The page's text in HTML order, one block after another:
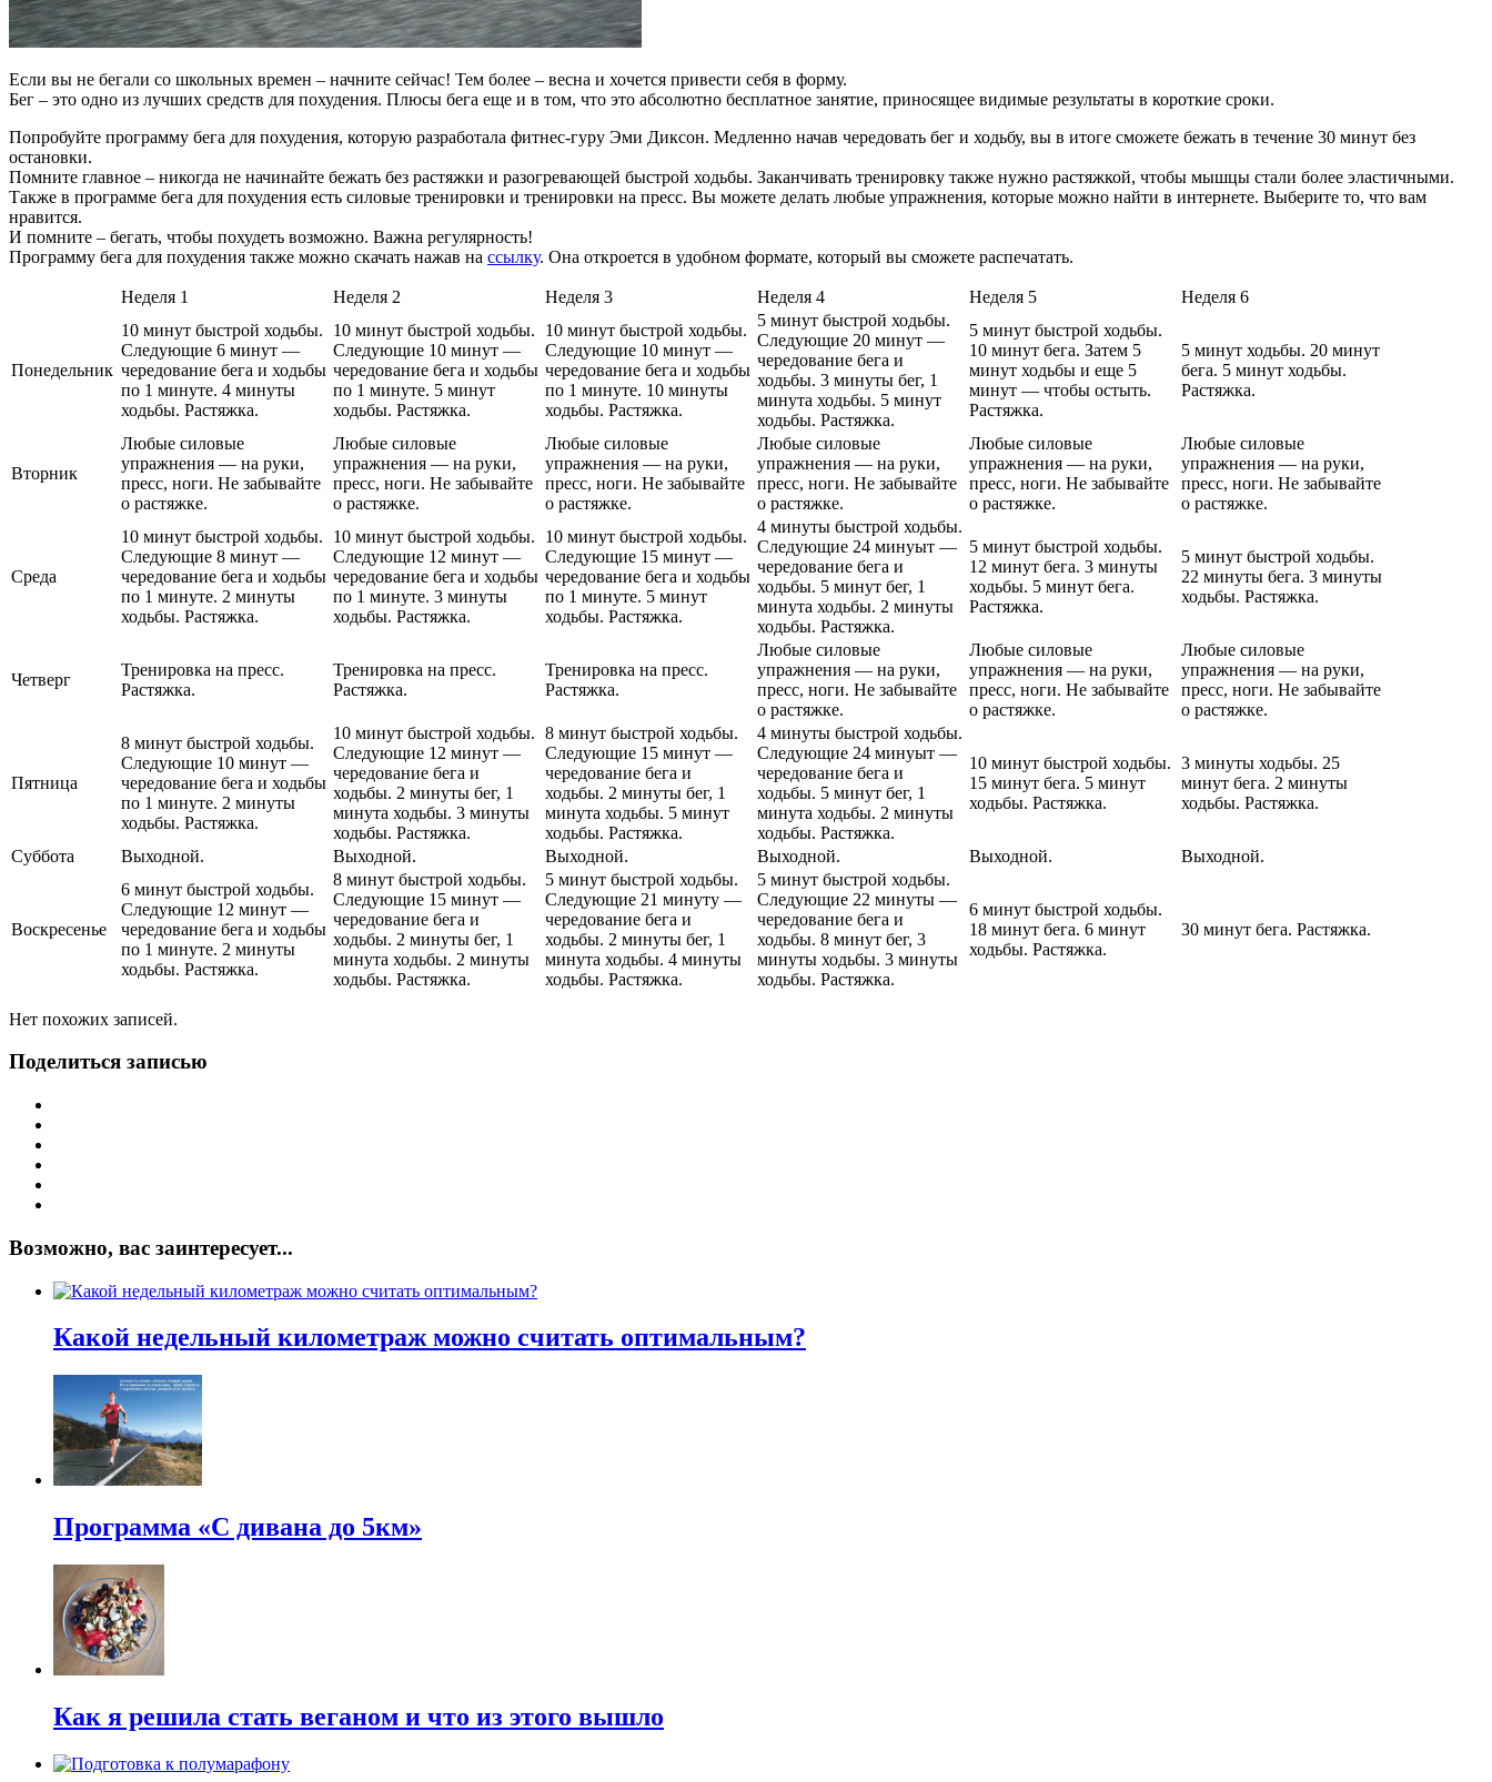
Если вы не бегали со школьных времен – начните сейчас! Тем более – весна и хочется привести себя в форму.
Бег – это одно из лучших средств для похудения. Плюсы бега еще и в том, что это абсолютно бесплатное занятие, приносящее видимые результаты в короткие сроки.
Попробуйте программу бега для похудения, которую разработала фитнес-гуру Эми Диксон. Медленно начав чередовать бег и ходьбу, вы в итоге сможете бежать в течение 30 минут без
остановки.
Помните главное – никогда не начинайте бежать без растяжки и разогревающей быстрой ходьбы. Заканчивать тренировку также нужно растяжкой, чтобы мышцы стали более эластичными.
Также в программе бега для похудения есть силовые тренировки и тренировки на пресс. Вы можете делать любые упражнения, которые можно найти в интернете. Выберите то, что вам
нравится.
И помните – бегать, чтобы похудеть возможно. Важна регулярность!
Программу бега для похудения также можно скачать нажав на ссылку. Она откроется в удобном формате, который вы сможете распечатать.
Неделя 1 Неделя 2 Неделя 3 Неделя 4 Неделя 5 Неделя 6
Понедельник
10 минут быстрой ходьбы.
Следующие 6 минут —
чередование бега и ходьбы
по 1 минуте. 4 минуты
ходьбы. Растяжка.
10 минут быстрой ходьбы.
Следующие 10 минут —
чередование бега и ходьбы
по 1 минуте. 5 минут
ходьбы. Растяжка.
10 минут быстрой ходьбы.
Следующие 10 минут —
чередование бега и ходьбы
по 1 минуте. 10 минуты
ходьбы. Растяжка.
5 минут быстрой ходьбы.
Следующие 20 минут —
чередование бега и
ходьбы. 3 минуты бег, 1
минута ходьбы. 5 минут
ходьбы. Растяжка.
5 минут быстрой ходьбы.
10 минут бега. Затем 5
минут ходьбы и еще 5
минут — чтобы остыть.
Растяжка.
5 минут ходьбы. 20 минут
бега. 5 минут ходьбы.
Растяжка.
Вторник
Любые силовые
упражнения — на руки,
пресс, ноги. Не забывайте
о растяжке.
Любые силовые
упражнения — на руки,
пресс, ноги. Не забывайте
о растяжке.
Любые силовые
упражнения — на руки,
пресс, ноги. Не забывайте
о растяжке.
Любые силовые
упражнения — на руки,
пресс, ноги. Не забывайте
о растяжке.
Любые силовые
упражнения — на руки,
пресс, ноги. Не забывайте
о растяжке.
Любые силовые
упражнения — на руки,
пресс, ноги. Не забывайте
о растяжке.
Среда
10 минут быстрой ходьбы.
Следующие 8 минут —
чередование бега и ходьбы
по 1 минуте. 2 минуты
ходьбы. Растяжка.
10 минут быстрой ходьбы.
Следующие 12 минут —
чередование бега и ходьбы
по 1 минуте. 3 минуты
ходьбы. Растяжка.
10 минут быстрой ходьбы.
Следующие 15 минут —
чередование бега и ходьбы
по 1 минуте. 5 минут
ходьбы. Растяжка.
4 минуты быстрой ходьбы.
Следующие 24 минуыт —
чередование бега и
ходьбы. 5 минут бег, 1
минута ходьбы. 2 минуты
ходьбы. Растяжка.
5 минут быстрой ходьбы.
12 минут бега. 3 минуты
ходьбы. 5 минут бега.
Растяжка.
5 минут быстрой ходьбы.
22 минуты бега. 3 минуты
ходьбы. Растяжка.
Четверг
Тренировка на пресс.
Растяжка.
Тренировка на пресс.
Растяжка.
Тренировка на пресс.
Растяжка.
Любые силовые
упражнения — на руки,
пресс, ноги. Не забывайте
о растяжке.
Любые силовые
упражнения — на руки,
пресс, ноги. Не забывайте
о растяжке.
Любые силовые
упражнения — на руки,
пресс, ноги. Не забывайте
о растяжке.
Пятница
8 минут быстрой ходьбы.
Следующие 10 минут —
чередование бега и ходьбы
по 1 минуте. 2 минуты
ходьбы. Растяжка.
10 минут быстрой ходьбы.
Следующие 12 минут —
чередование бега и
ходьбы. 2 минуты бег, 1
минута ходьбы. 3 минуты
ходьбы. Растяжка.
8 минут быстрой ходьбы.
Следующие 15 минут —
чередование бега и
ходьбы. 2 минуты бег, 1
минута ходьбы. 5 минут
ходьбы. Растяжка.
4 минуты быстрой ходьбы.
Следующие 24 минуыт —
чередование бега и
ходьбы. 5 минут бег, 1
минута ходьбы. 2 минуты
ходьбы. Растяжка.
10 минут быстрой ходьбы.
15 минут бега. 5 минут
ходьбы. Растяжка.
3 минуты ходьбы. 25
минут бега. 2 минуты
ходьбы. Растяжка.
Суббота Выходной. Выходной. Выходной. Выходной. Выходной. Выходной.
Воскресенье
6 минут быстрой ходьбы.
Следующие 12 минут —
чередование бега и ходьбы
по 1 минуте. 2 минуты
ходьбы. Растяжка.
8 минут быстрой ходьбы.
Следующие 15 минут —
чередование бега и
ходьбы. 2 минуты бег, 1
минута ходьбы. 2 минуты
ходьбы. Растяжка.
5 минут быстрой ходьбы.
Следующие 21 минуту —
чередование бега и
ходьбы. 2 минуты бег, 1
минута ходьбы. 4 минуты
ходьбы. Растяжка.
5 минут быстрой ходьбы.
Следующие 22 минуты —
чередование бега и
ходьбы. 8 минут бег, 3
минуты ходьбы. 3 минуты
ходьбы. Растяжка.
6 минут быстрой ходьбы.
18 минут бега. 6 минут
ходьбы. Растяжка.
30 минут бега. Растяжка.
Нет похожих записей.
Поделиться записью
Возможно, вас заинтересует...
Какой недельный километраж можно считать оптимальным?
Программа «С дивана до 5км»
Как я решила стать веганом и что из этого вышло